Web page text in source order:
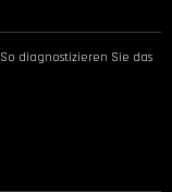
diagnostizieren Sie das